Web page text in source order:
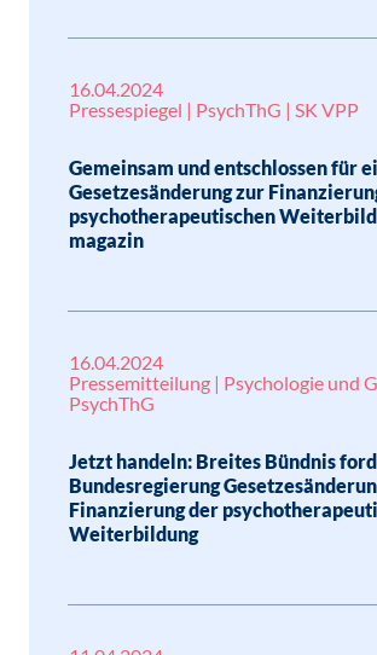
16.04.2024
Pressespiegel | PsychThG | SK VPP
Gemeinsam und entschlossen für
Gesetzesänderung zur
psychotherapeutischen
magazin
16.04.2024
Pressemitteilung | Psychologie und
PsychThG
Jetzt handeln: Breites Bündnis
Bundesregierung
Finanzierung der
Weiterbildung